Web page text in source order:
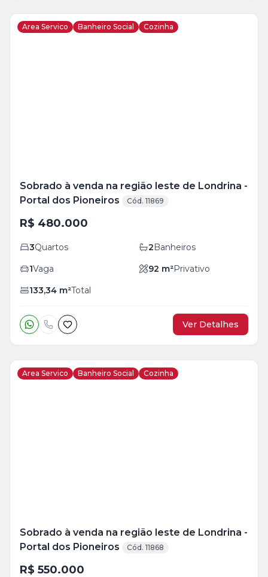
Area Servico Banheiro Social Cozinha
Sobrado à venda na região leste de Londrina -
Portal dos Pioneiros
Cód. 11869
R$ 480.000
3Quartos 2Banheiros
1Vaga 92 m²Privativo
133,34 m²Total
Ver Detalhes
Area Servico Banheiro Social Cozinha
Sobrado à venda na região leste de Londrina -
Portal dos Pioneiros
Cód. 11868
R$ 550.000